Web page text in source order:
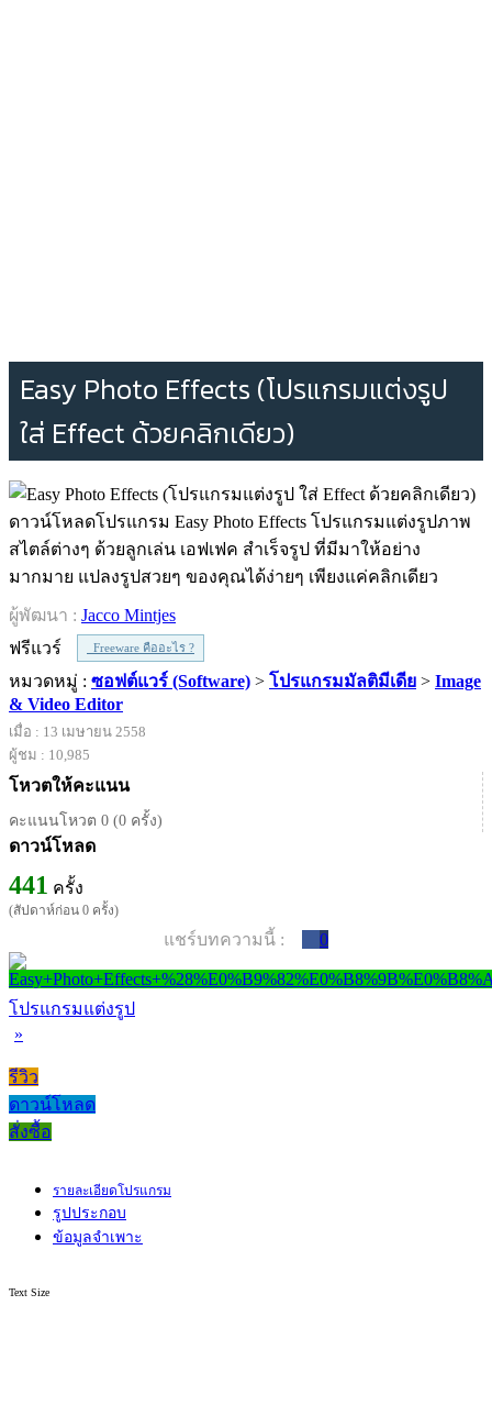
Easy Photo Effects (โปรแกรมแต่งรูป
ใส่ Effect ด้วยคลิกเดียว)
ดาวน์โหลดโปรแกรม Easy Photo Effects โปรแกรมแต่งรูปภาพ
สไตล์ต่างๆ ด้วยลูกเล่น เอฟเฟค สำเร็จรูป ที่มีมาให้อย่าง
มากมาย แปลงรูปสวยๆ ของคุณได้ง่ายๆ เพียงแค่คลิกเดียว
ผู้พัฒนา : Jacco Mintjes
ฟรีแวร์
Freeware คืออะไร ?
หมวดหมู่ : ซอฟต์แวร์ (Software) > โปรแกรมมัลติมีเดีย > Image
& Video Editor
เมื่อ : 13 เมษายน 2558
ผู้ชม : 10,985
โหวตให้คะแนน
คะแนนโหวต 0 (0 ครั้ง)
ดาวน์โหลด
441 ครั้ง
(สัปดาห์ก่อน 0 ครั้ง)
แชร์บทความนี้ : 0
โปรแกรมแต่งรูป
»
รีวิว
ดาวน์โหลด
สั่งซื้อ
รายละเอียดโปรแกรม
รูปประกอบ
ข้อมูลจำเพาะ
Text Size